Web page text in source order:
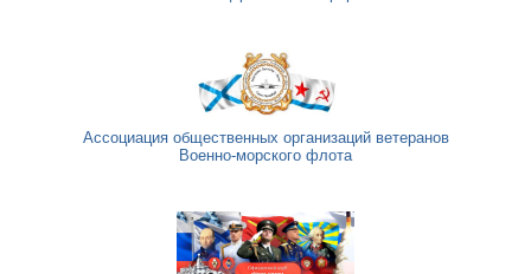
Ассоциация общественных организаций ветеранов
Военно-морского флота